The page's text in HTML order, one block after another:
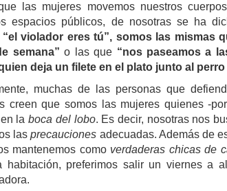
las mujeres movemos nuestros
espacios públicos, de nosotras se ha
violador eres tú”, somos las mismas
semana” o las que “nos paseamos a
deja un filete en el plato junto al
muchas de las personas que
creen que somos las mujeres quienes -
en laboca del lobo. Es decir, nosotras nos
lasprecauciones adecuadas. Además de
mantenemos como verdaderas chicas de
habitación, preferimos salir un viernes a